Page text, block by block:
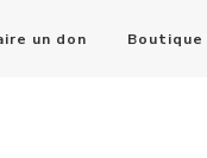
un don Boutique